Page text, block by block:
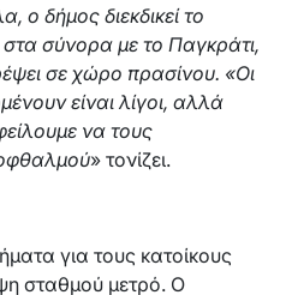
δήμος διεκδικεί το
στα σύνορα με το Παγκράτι,
σε χώρο πρασίνου. «Οι
είναι λίγοι, αλλά
να τους
» τονίζει.
για τους κατοίκους
σταθμού μετρό. Ο